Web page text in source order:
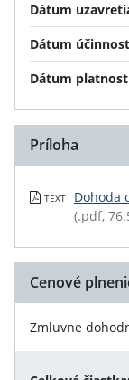
Dátum
Dátum
Dátum
Príloha
TEXT
Dohoda
(.pdf,
Cenové
Zmluvne